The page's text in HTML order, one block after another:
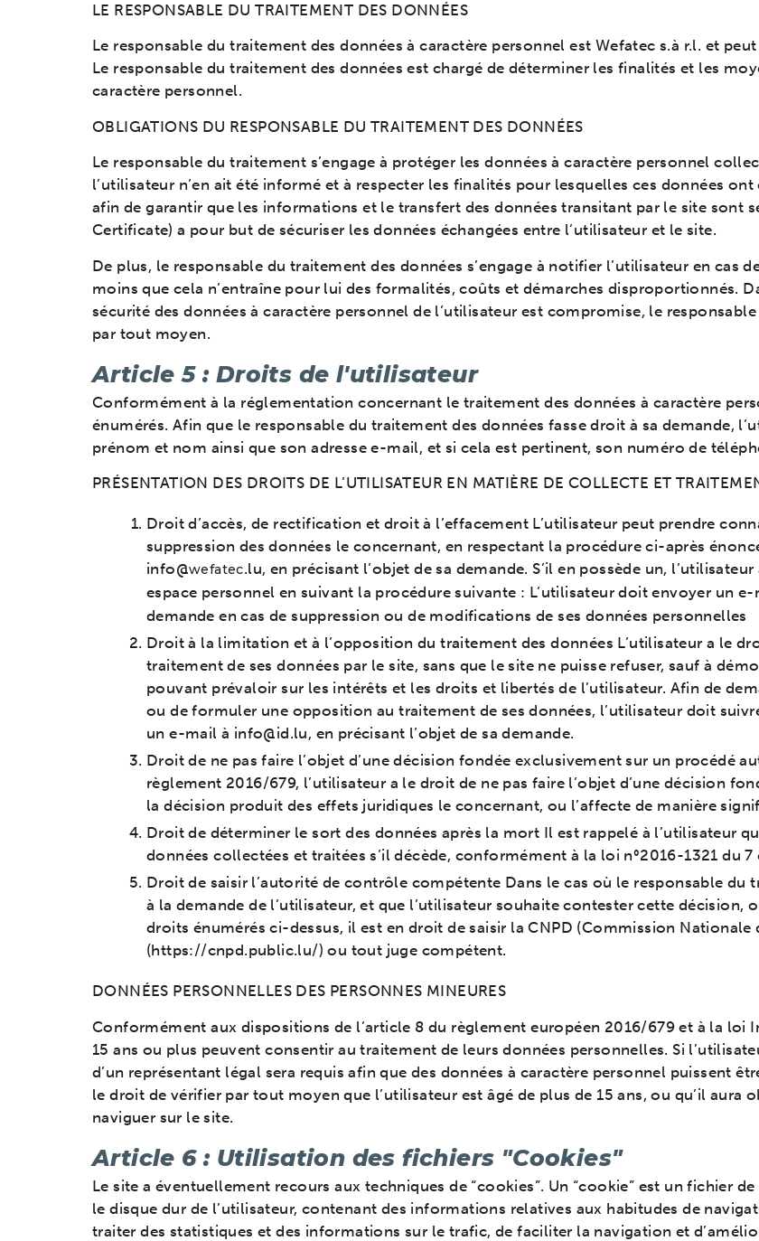
LE RESPONSABLE DU TRAITEMENT DES DONNÉES
Le responsable du traitement des données à caractère personnel est Wefatec s.à r.l. et
Le responsable du traitement des données est chargé de déterminer les finalités et les
caractère personnel.
OBLIGATIONS DU RESPONSABLE DU TRAITEMENT DES DONNÉES
Le responsable du traitement s’engage à protéger les données à caractère personnel
l’utilisateur n’en ait été informé et à respecter les finalités pour lesquelles ces données
afin de garantir que les informations et le transfert des données transitant par le site sont
Certificate) a pour but de sécuriser les données échangées entre l’utilisateur et le site.
De plus, le responsable du traitement des données s’engage à notifier l’utilisateur en cas
moins que cela n’entraîne pour lui des formalités, coûts et démarches disproportionnés.
sécurité des données à caractère personnel de l’utilisateur est compromise, le
par tout moyen.
Article 5 : Droits de l'utilisateur
Conformément à la réglementation concernant le traitement des données à caractère
énumérés. Afin que le responsable du traitement des données fasse droit à sa demande,
prénom et nom ainsi que son adresse e-mail, et si cela est pertinent, son numéro de
PRÉSENTATION DES DROITS DE L’UTILISATEUR EN MATIÈRE DE COLLECTE ET
Droit d’accès, de rectification et droit à l’effacement L’utilisateur peut prendre
suppression des données le concernant, en respectant la procédure ci-après
info@wefatec.lu, en précisant l’objet de sa demande. S’il en possède un,
espace personnel en suivant la procédure suivante : L’utilisateur doit envoyer un e-
demande en cas de suppression ou de modifications de ses données personnelles
Droit à la limitation et à l’opposition du traitement des données L’utilisateur a le
traitement de ses données par le site, sans que le site ne puisse refuser, sauf à
pouvant prévaloir sur les intérêts et les droits et libertés de l’utilisateur. Afin de
ou de formuler une opposition au traitement de ses données, l’utilisateur doit
un e-mail à info@id.lu, en précisant l’objet de sa demande.
Droit de ne pas faire l’objet d’une décision fondée exclusivement sur un procédé
règlement 2016/679, l’utilisateur a le droit de ne pas faire l’objet d’une décision
la décision produit des effets juridiques le concernant, ou l’affecte de manière
Droit de déterminer le sort des données après la mort Il est rappelé à l’utilisateur
données collectées et traitées s’il décède, conformément à la loi n°2016-1321 du
Droit de saisir l’autorité de contrôle compétente Dans le cas où le responsable du
à la demande de l’utilisateur, et que l’utilisateur souhaite contester cette décision,
droits énumérés ci-dessus, il est en droit de saisir la CNPD (Commission
(https://cnpd.public.lu/) ou tout juge compétent.
DONNÉES PERSONNELLES DES PERSONNES MINEURES
Conformément aux dispositions de l’article 8 du règlement européen 2016/679 et à la loi
15 ans ou plus peuvent consentir au traitement de leurs données personnelles. Si
d’un représentant légal sera requis afin que des données à caractère personnel puissent
le droit de vérifier par tout moyen que l’utilisateur est âgé de plus de 15 ans, ou qu’il aura
naviguer sur le site.
Article 6 : Utilisation des fichiers "Cookies"
Le site a éventuellement recours aux techniques de “cookies”. Un “cookie” est un fichier
le disque dur de l’utilisateur, contenant des informations relatives aux habitudes de
traiter des statistiques et des informations sur le trafic, de faciliter la navigation et